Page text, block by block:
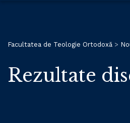
Facultatea de Teologie Ortodoxă >
Rezultate